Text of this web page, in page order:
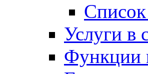
Услуги в
Функции